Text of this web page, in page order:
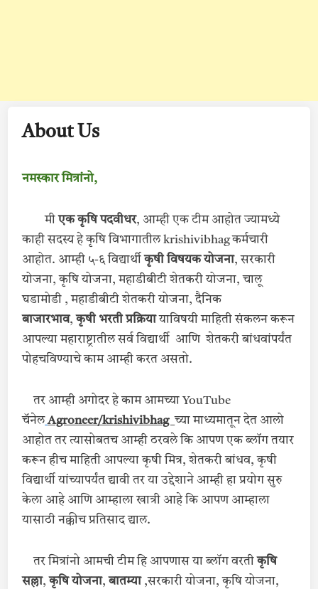
About Us
नमस्कार मित्रांनो,
मीएक कृषि पदवीधर, आम्ही एक टीम आहोत ज्यामध्ये
काही सदस्य हे कृषि विभागातील krishivibhag कर्मचारी
आहोत. आम्ही ५-६ विद्यार्थीकृषी विषयक योजना, सरकारी
योजना, कृषि योजना, महाडीबीटी शेतकरी योजना, चालू
घडामोडी , महाडीबीटी शेतकरी योजना, दैनिक
बाजारभाव,कृषी भरती प्रक्रियायाविषयी माहिती संकलन करून
आपल्या महाराष्ट्रातील सर्व विद्यार्थी आणि शेतकरी बांधवांपर्यंत
पोहचविण्याचे काम आम्ही करत असतो.
तर आम्ही अगोदर हे काम आमच्या YouTube
चॅनेल Agroneer/krishivibhagच्या माध्यमातून देत आलो
आहोत तर त्यासोबतच आम्ही ठरवले कि आपण एक ब्लॉग तयार
करून हीच माहिती आपल्या कृषी मित्र, शेतकरी बांधव, कृषी
विद्यार्थी यांच्यापर्यंत द्यावी तर या उद्देशाने आम्ही हा प्रयोग सुरु
केला आहे आणि आम्हाला खात्री आहे कि आपण आम्हाला
यासाठी नक्कीच प्रतिसाद द्याल.
तर मित्रांनो आमची टीम हि आपणास या ब्लॉग वरतीकृषि
सल्ला,कृषि योजना,बातम्या,सरकारी योजना, कृषि योजना,